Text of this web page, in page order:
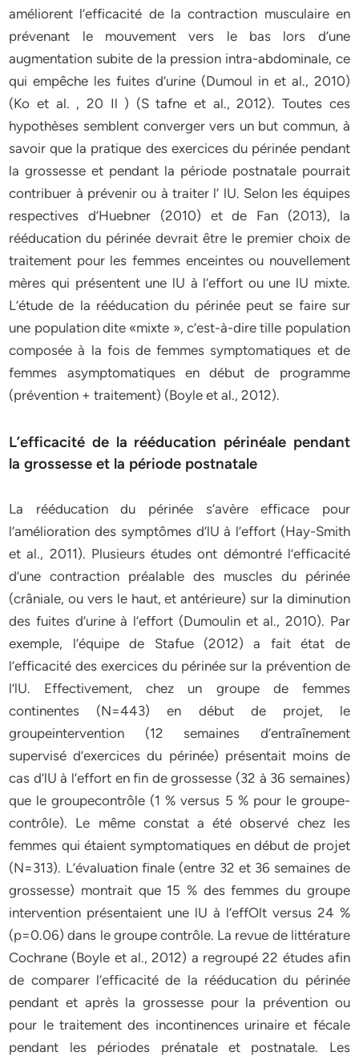
améliorent l’efficacité de la contraction musculaire en
prévenant le mouvement vers le bas lors d’une
augmentation subite de la pression intra-abdominale, ce
qui empêche les fuites d’urine (Dumoul in et al., 2010)
(Ko et al. , 20 Il ) (S tafne et al., 2012). Toutes ces
hypothèses semblent converger vers un but commun, à
savoir que la pratique des exercices du périnée pendant
la grossesse et pendant la période postnatale pourrait
contribuer à prévenir ou à traiter l’ lU. Selon les équipes
respectives d’Huebner (2010) et de Fan (2013), la
rééducation du périnée devrait être le premier choix de
traitement pour les femmes enceintes ou nouvellement
mères qui présentent une lU à l’effort ou une lU mixte.
L’étude de la rééducation du périnée peut se faire sur
une population dite «mixte », c’est-à-dire tille population
composée à la fois de femmes symptomatiques et de
femmes asymptomatiques en début de programme
(prévention + traitement) (Boyle et al., 2012).
L’efficacité de la rééducation périnéale pendant
la grossesse et la période postnatale
La rééducation du périnée s’avère efficace pour
l’amélioration des symptômes d’lU à l’effort (Hay-Smith
et al., 2011). Plusieurs études ont démontré l’efficacité
d’une contraction préalable des muscles du périnée
(crâniale, ou vers le haut, et antérieure) sur la diminution
des fuites d’urine à l’effort (Dumoulin et al., 2010). Par
exemple, l’équipe de Stafue (2012) a fait état de
l’efficacité des exercices du périnée sur la prévention de
l’lU. Effectivement, chez un groupe de femmes
continentes (N=443) en début de projet, le
groupeintervention (12 semaines d’entraînement
supervisé d’exercices du périnée) présentait moins de
cas d’lU à l’effort en fin de grossesse (32 à 36 semaines)
que le groupecontrôle (1 % versus 5 % pour le groupe-
contrôle). Le même constat a été observé chez les
femmes qui étaient symptomatiques en début de projet
(N=313). L’évaluation finale (entre 32 et 36 semaines de
grossesse) montrait que 15 % des femmes du groupe
intervention présentaient une lU à l’effOlt versus 24 %
(p=0.06) dans le groupe contrôle. La revue de littérature
Cochrane (Boyle et al., 2012) a regroupé 22 études afin
de comparer l’efficacité de la rééducation du périnée
pendant et après la grossesse pour la prévention ou
pour le traitement des incontinences urinaire et fécale
pendant les périodes prénatale et postnatale. Les